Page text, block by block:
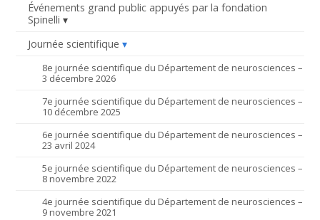
Événements grand public appuyés par la fondation
Spinelli
Journée scientifique
8e journée scientifique du Département de neurosciences –
3 décembre 2026
7e journée scientifique du Département de neurosciences –
10 décembre 2025
6e journée scientifique du Département de neurosciences –
23 avril 2024
5e journée scientifique du Département de neurosciences –
8 novembre 2022
4e journée scientifique du Département de neurosciences –
9 novembre 2021